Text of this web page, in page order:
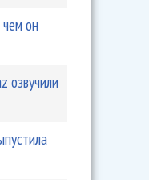
он
озвучили